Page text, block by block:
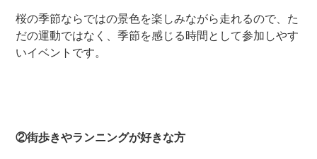
桜の季節ならではの景色を楽しみながら走れるので、た
だの運動ではなく、季節を感じる時間として参加しやす
いイベントです。
②街歩きやランニングが好きな方